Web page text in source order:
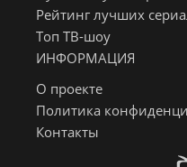
Рейтинг лучших
Топ ТВ-шоу
ИНФОРМАЦИЯ
О проекте
Политика
Контакты